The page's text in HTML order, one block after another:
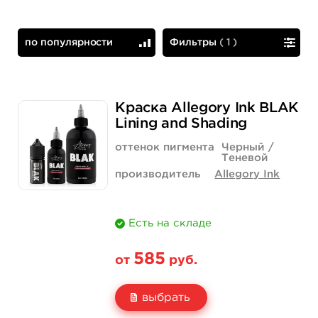
Фильтры (1 )
по популярности
Краска Allegory Ink BLAK
Lining and Shading
оттенок пигмента
Черный /
Теневой
производитель
Allegory Ink
Есть на складе
от 585 руб.
выбрать